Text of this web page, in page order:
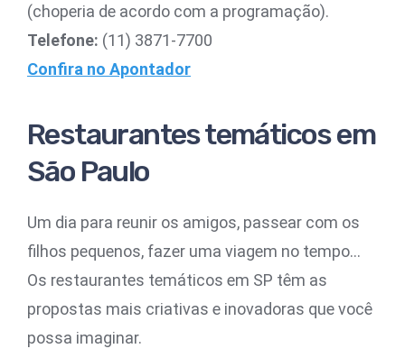
(choperia de acordo com a programação).
Telefone: (11) 3871-7700
Confira no Apontador
Restaurantes temáticos em
São Paulo
Um dia para reunir os amigos, passear com os
filhos pequenos, fazer uma viagem no tempo…
Os restaurantes temáticos em SP têm as
propostas mais criativas e inovadoras que você
possa imaginar.